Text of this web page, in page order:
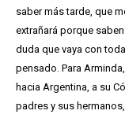
saber más tarde, que
extrañará porque
duda que vaya con
pensado. Para
hacia Argentina, a su
padres y sus